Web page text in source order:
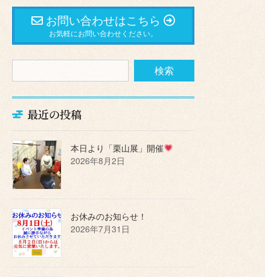
お問い合わせはこちら
お気軽にお問い合わせください。
最近の投稿
本日より「栗山展」開催
2026年8月2日
お休みのお知らせ！
2026年7月31日